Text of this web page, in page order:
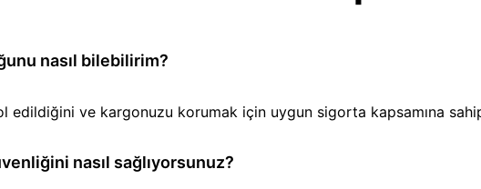
nasıl bilebilirim?
edildiğini ve kargonuzu korumak için uygun sigorta kapsamına
nasıl sağlıyorsunuz?